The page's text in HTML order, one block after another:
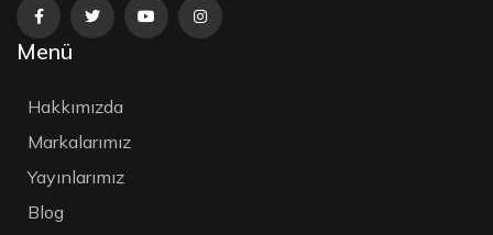
Menü
Hakkımızda
Markalarımız
Yayınlarımız
Blog